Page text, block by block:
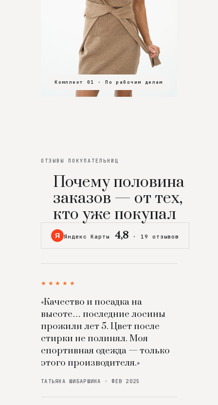
Комплект 01 · По рабочим делам
Комплект 02 · В зал
Комплект 03 · На особенный вечер
ОТЗЫВЫ ПОКУПАТЕЛЬНИЦ
Почему половина
заказов — от тех,
кто уже покупал
Я Яндекс Карты 4,8 · 19 отзывов
★★★★★
«Качество и посадка на
высоте… последние лосины
прожили лет 5. Цвет после
стирки не полинял. Моя
спортивная одежда — только
этого производителя.»
ТАТЬЯНА ШИБАРШИНА · ФЕВ 2025